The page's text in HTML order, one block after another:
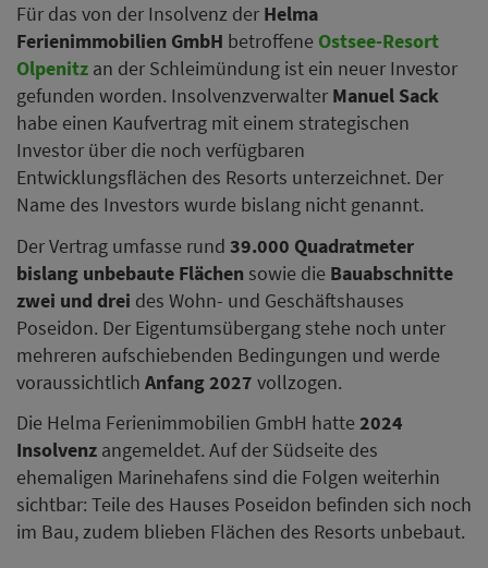
Für das von der Insolvenz der Helma
Ferienimmobilien GmbH betroffene Ostsee-Resort
Olpenitz an der Schleimündung ist ein neuer Investor
gefunden worden. Insolvenzverwalter Manuel Sack
habe einen Kaufvertrag mit einem strategischen
Investor über die noch verfügbaren
Entwicklungsflächen des Resorts unterzeichnet. Der
Name des Investors wurde bislang nicht genannt.
Der Vertrag umfasse rund 39.000 Quadratmeter
bislang unbebaute Flächen sowie die Bauabschnitte
zwei und drei des Wohn- und Geschäftshauses
Poseidon. Der Eigentumsübergang stehe noch unter
mehreren aufschiebenden Bedingungen und werde
voraussichtlich Anfang 2027 vollzogen.
Die Helma Ferienimmobilien GmbH hatte 2024
Insolvenz angemeldet. Auf der Südseite des
ehemaligen Marinehafens sind die Folgen weiterhin
sichtbar: Teile des Hauses Poseidon befinden sich noch
im Bau, zudem blieben Flächen des Resorts unbebaut.